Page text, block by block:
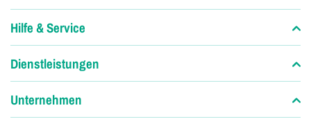
Hilfe & Service
Dienstleistungen
Unternehmen